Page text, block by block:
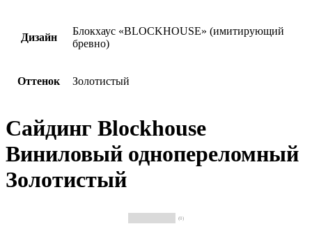
Дизайн
Блокхаус «BLOCKHOUSE» (имитирующий
бревно)
Оттенок Золотистый
Сайдинг Blockhouse
Виниловый однопереломный
Золотистый
(0)